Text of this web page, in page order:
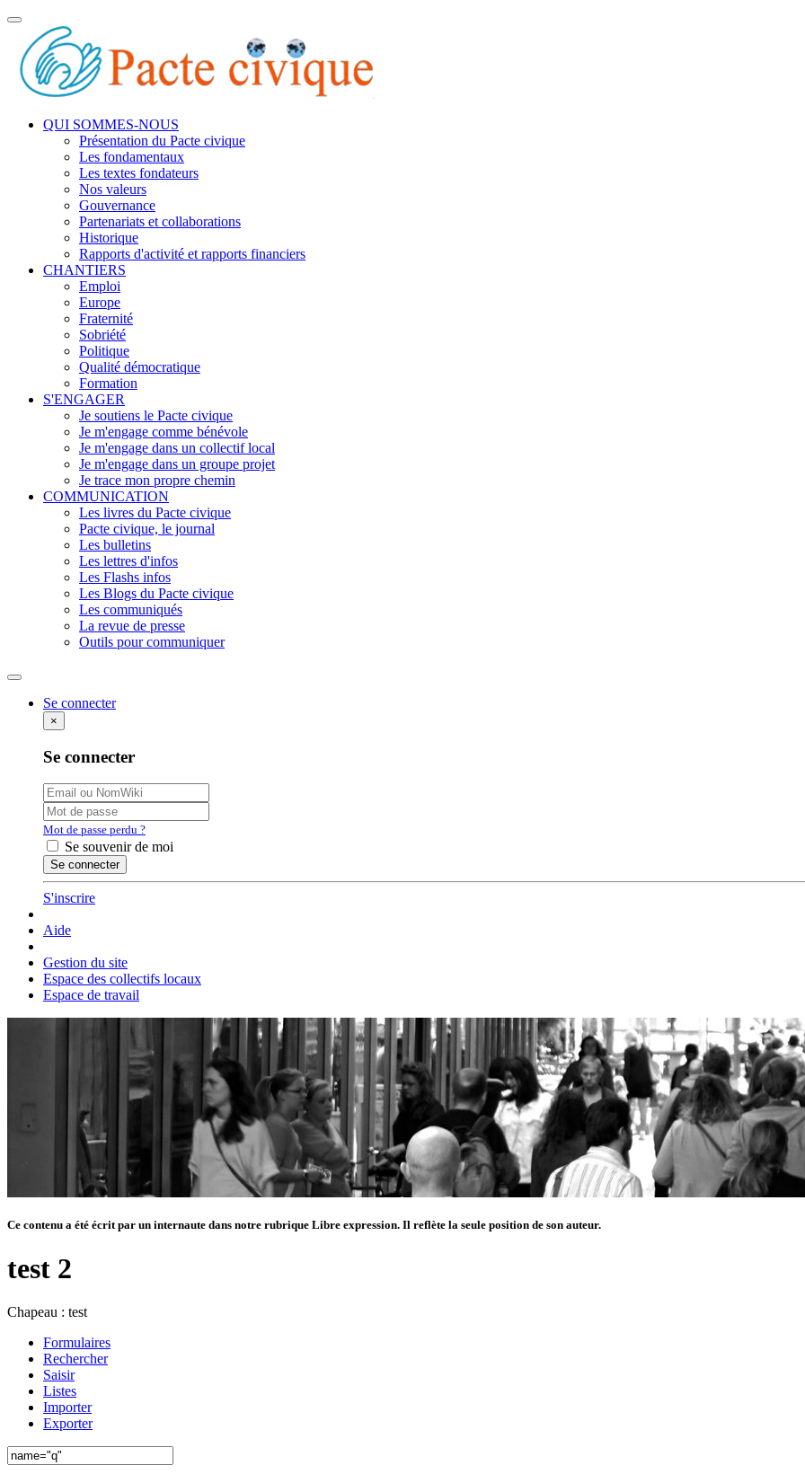
Toggle
navigation
QUI SOMMES-NOUS
Présentation du Pacte civique
Les fondamentaux
Les textes fondateurs
Nos valeurs
Gouvernance
Partenariats et collaborations
Historique
Rapports d'activité et rapports financiers
CHANTIERS
Emploi
Europe
Fraternité
Sobriété
Politique
Qualité démocratique
Formation
S'ENGAGER
Je soutiens le Pacte civique
Je m'engage comme bénévole
Je m'engage dans un collectif local
Je m'engage dans un groupe projet
Je trace mon propre chemin
COMMUNICATION
Les livres du Pacte civique
Pacte civique, le journal
Les bulletins
Les lettres d'infos
Les Flashs infos
Les Blogs du Pacte civique
Les communiqués
La revue de presse
Outils pour communiquer
Rechercher
Se connecter
×
Se connecter
Mot de passe perdu ?
Se souvenir de moi
S'inscrire
Aide
Gestion du site
Espace des collectifs locaux
Espace de travail
Ce contenu a été écrit par un internaute dans notre rubrique Libre expression. Il reflète la seule position de son auteur.
test 2
Chapeau : test
Formulaires
Rechercher
Saisir
Listes
Importer
Exporter